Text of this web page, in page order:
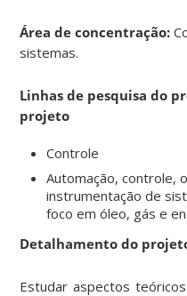
Área de concentração:
sistemas.
Linhas de pesquisa do
projeto
Controle
Automação, controle,
instrumentação de
foco emóleo, gás e
Detalhamento do
Estudar aspectos